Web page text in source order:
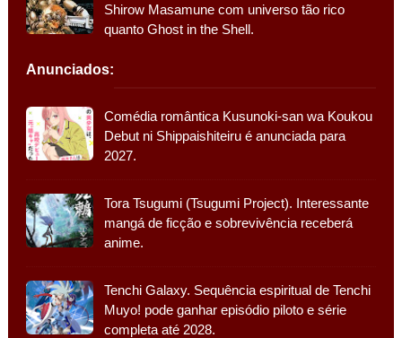
Shirow Masamune com universo tão rico
quanto Ghost in the Shell.
Anunciados:
Comédia romântica Kusunoki-san wa Koukou
Debut ni Shippaishiteiru é anunciada para
2027.
Tora Tsugumi (Tsugumi Project). Interessante
mangá de ficção e sobrevivência receberá
anime.
Tenchi Galaxy. Sequência espiritual de Tenchi
Muyo! pode ganhar episódio piloto e série
completa até 2028.